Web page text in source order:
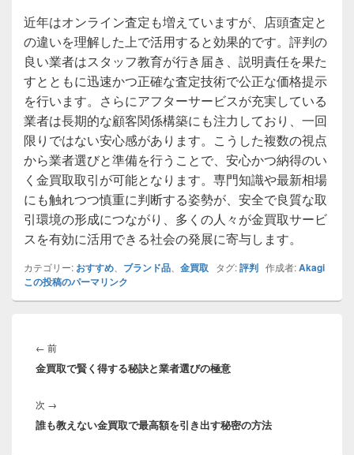
近年はオンライン査定も増えていますが、店頭査定と
の違いを理解した上で活用すると効果的です。評判の
良い業者はスタッフ教育が行き届き、説明責任を果た
すとともに迅速かつ正確な査定技術で公正な価格提示
を行います。さらにアフターサービスが充実している
業者は長期的な顧客関係構築にも注力しており、一回
限りではない安心感があります。こうした複数の視点
から業者選びと準備を行うことで、安心かつ納得のい
く金買取取引が可能となります。専門知識や最新相場
にも触れつつ慎重に判断する姿勢が、安全で良質な取
引環境の形成につながり、多くの人々が金買取サービ
スを有効に活用できる社会の発展に寄与します。
カテゴリー: おすすめ ブランド品 金買取 タグ:評判 作成者:Akagi
この投稿のパーマリンク
稿
ナ
ゲ
ー
シ
← 前前
の
金買取で賢く得する秘訣と業者選びの極意
次 →
の
誰も教えない金買取で最高額を引き出す秘密の方法